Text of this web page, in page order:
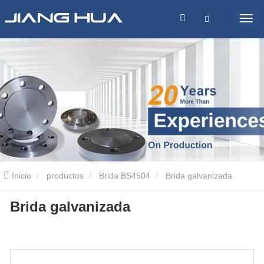
Inicio productos Brida BS4504 Brida galvanizada
Brida galvanizada